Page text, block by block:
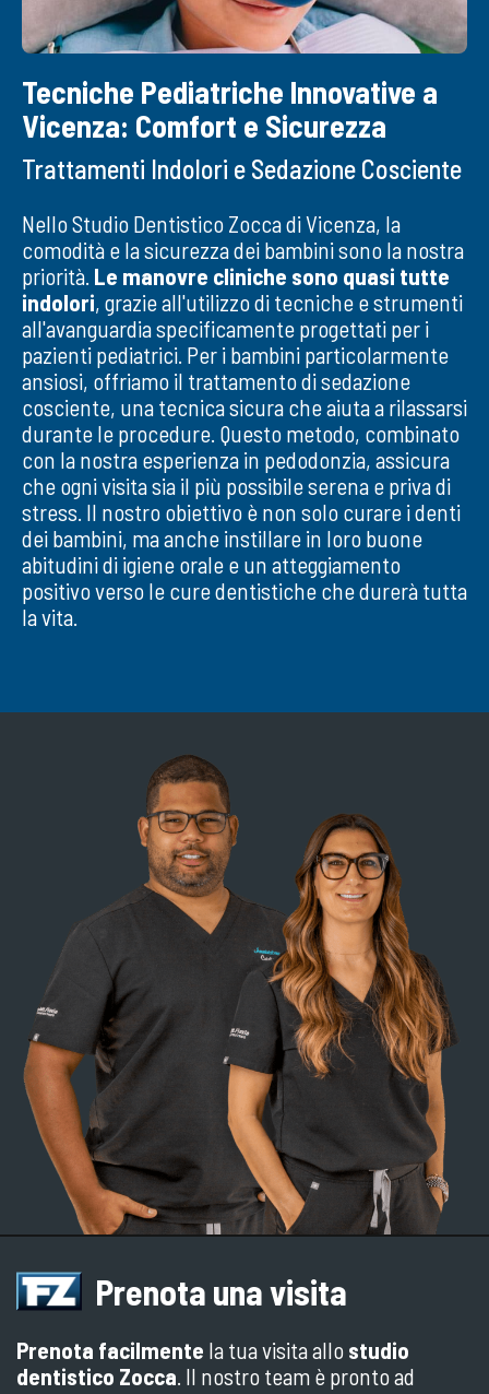
Tecniche Pediatriche Innovative a
Vicenza: Comfort e Sicurezza
Trattamenti Indolori e Sedazione Cosciente
Nello Studio Dentistico Zocca di Vicenza, la
comodità e la sicurezza dei bambini sono la nostra
priorità. Le manovre cliniche sono quasi tutte
indolori, grazie all'utilizzo di tecniche e strumenti
all'avanguardia specificamente progettati per i
pazienti pediatrici. Per i bambini particolarmente
ansiosi, offriamo il trattamento di sedazione
cosciente, una tecnica sicura che aiuta a rilassarsi
durante le procedure. Questo metodo, combinato
con la nostra esperienza in pedodonzia, assicura
che ogni visita sia il più possibile serena e priva di
stress. Il nostro obiettivo è non solo curare i denti
dei bambini, ma anche instillare in loro buone
abitudini di igiene orale e un atteggiamento
positivo verso le cure dentistiche che durerà tutta
la vita.
Prenota una visita
Prenota facilmente la tua visita allo studio
dentistico Zocca . Il nostro team è pronto ad